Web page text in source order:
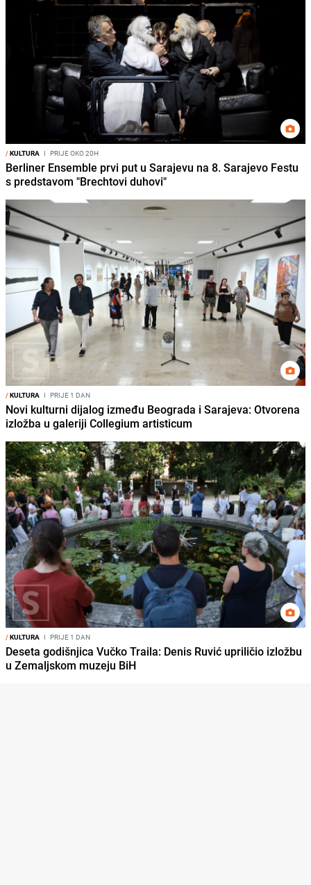
/KULTURA I PRIJE OKO 20H
Berliner Ensemble prvi put u Sarajevu na 8. Sarajevo Festu
s predstavom "Brechtovi duhovi"
/KULTURA I PRIJE 1 DAN
Novi kulturni dijalog između Beograda i Sarajeva: Otvorena
izložba u galeriji Collegium artisticum
/KULTURA I PRIJE 1 DAN
Deseta godišnjica Vučko Traila: Denis Ruvić upriličio izložbu
u Zemaljskom muzeju BiH